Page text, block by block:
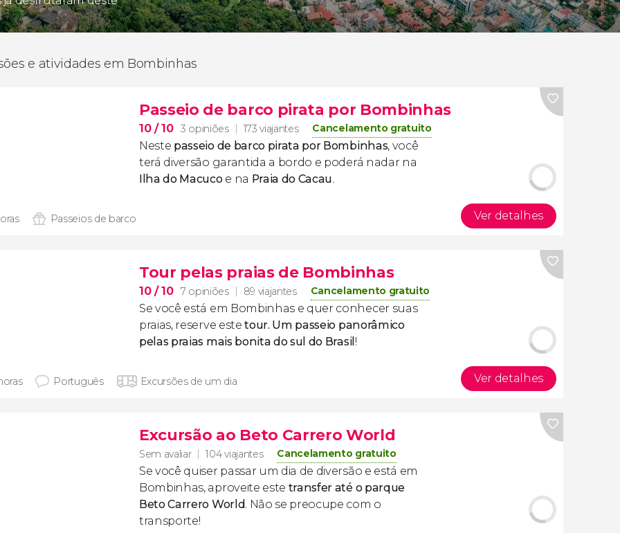
e atividades em Bombinhas
Passeio de barco pirata por Bombinhas
10/ 10 3 opiniões 173 viajantes Cancelamento gratuito
Neste passeio de barco pirata por Bombinhas, você
terá diversão garantida a bordo e poderá nadar na
Ilha do Macucoe na Praia do Cacau.
Passeios de barco Ver detalhes
Tour pelas praias de Bombinhas
10/ 10 7 opiniões 89 viajantes Cancelamento gratuito
Se você está em Bombinhas e quer conhecer suas
praias, reserve estetour. Um passeio panorâmico
pelas praias mais bonita do sul do Brasil !
Português Excursões de um dia Ver detalhes
Excursão ao Beto Carrero World
Sem avaliar 104 viajantes Cancelamento gratuito
Se você quiser passar um dia de diversão e está em
Bombinhas, aproveite este transfer até o parque
Beto Carrero World. Não se preocupe com o
transporte!